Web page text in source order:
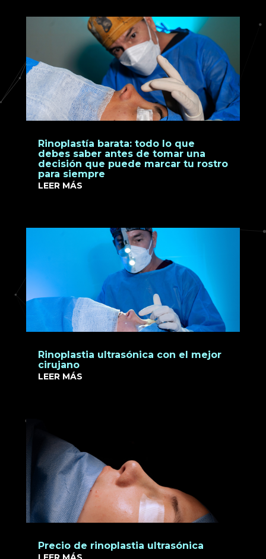
Rinoplastía barata: todo lo que
debes saber antes de tomar una
decisión que puede marcar tu rostro
para siempre
LEER MÁS
Rinoplastia ultrasónica con el mejor
cirujano
LEER MÁS
Precio de rinoplastia ultrasónica